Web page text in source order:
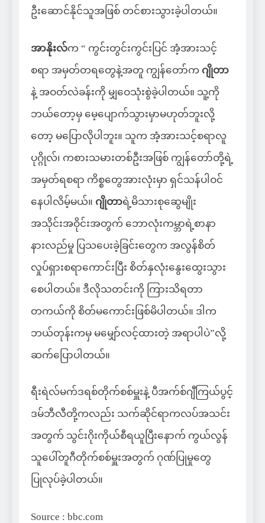
ဦးဆောင်နိုင်သူအဖြစ် တင်စားသွားခဲ့ပါတယ်။
အာနိုးလ်က “ ကွင်းတွင်းကွင်းပြင် အံ့အားသင့်
စရာ အမှတ်တရတွေနဲ့အတူ ကျွန်တော်က ဂျိုတာ
နဲ့ အဝတ်လဲခန်းကို မျှဝေသုံးစွဲခဲ့ပါတယ်။ သူ့ကို
ဘယ်တော့မှ မေ့ပျောက်သွားမှာမဟုတ်ဘူးလို့
တော့ မပြောလိုပါဘူး။ သူက အံ့အားသင့်စရာလူ
ပုဂ္ဂိုလ်၊ ကစားသမားတစ်ဦးအဖြစ် ကျွန်တော်တို့ရဲ့
အမှတ်ရစရာ ကိစ္စတွေအားလုံးမှာ ရှင်သန်ပါဝင်
နေပါလိမ့်မယ်။ ဂျိုတာရဲ့မိသားစုဆွေမျိုး
အသိုင်းအဝိုင်းအတွက် ဘောလုံးကမ္ဘာရဲ့စာနာ
နားလည်မှု ပြသပေးခဲ့ခြင်းတွေက အလွန်စိတ်
လှုပ်ရှားစရာကောင်းပြီး စိတ်နှလုံးနွေးထွေးသွား
စေပါတယ်။ ဒီလိုသတင်းကို ကြားသိရတာ
တကယ်ကို စိတ်မကောင်းဖြစ်မိပါတယ်။ ဒါက
ဘယ်တုန်းကမှ မမျှော်လင့်ထားတဲ့ အရာပါပဲ”လို့
ဆက်ပြောပါတယ်။
ရီးရဲလ်မက်ဒရစ်တိုက်စစ်မှူးနဲ့ ပီအက်စ်ဂျီကြယ်ပွင့်
ဒမ်ဘီလီတို့ကလည်း သက်ဆိုင်ရာကလပ်အသင်း
အတွက် သွင်းဂိုးကိုယ်စီရယူပြီးနောက် ကွယ်လွန်
သူပေါ်တူဂီတိုက်စစ်မှူးအတွက် ဂုဏ်ပြုမှုတွေ
ပြုလုပ်ခဲ့ပါတယ်။
Source : bbc.com